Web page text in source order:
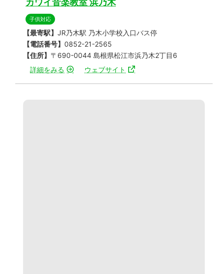
カワイ音楽教室 浜乃木
子供対応
【最寄駅】 JR乃木駅 乃木小学校入口バス停
【電話番号】 0852-21-2565
【住所】 〒690-0044 島根県松江市浜乃木2丁目6
詳細をみる
ウェブサイト